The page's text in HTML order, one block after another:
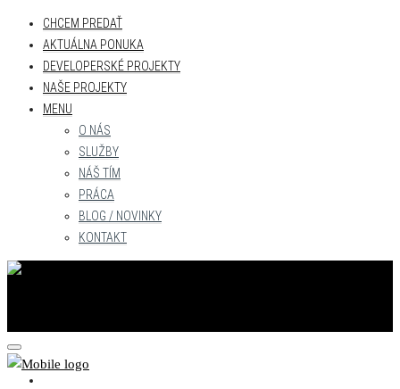
CHCEM PREDAŤ
AKTUÁLNA PONUKA
DEVELOPERSKÉ PROJEKTY
NAŠE PROJEKTY
MENU
O NÁS
SLUŽBY
NÁŠ TÍM
PRÁCA
BLOG / NOVINKY
KONTAKT